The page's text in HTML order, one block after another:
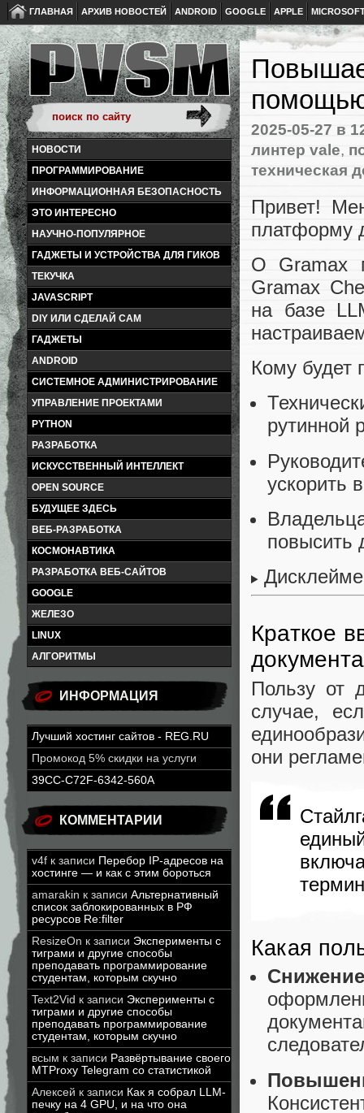
ГЛАВНАЯ АРХИВ НОВОСТЕЙ ANDROID GOOGLE APPLE
НОВОСТИ
ПРОГРАММИРОВАНИЕ
ИНФОРМАЦИОННАЯ БЕЗОПАСНОСТЬ
ЭТО ИНТЕРЕСНО
НАУЧНО-ПОПУЛЯРНОЕ
ГАДЖЕТЫ И УСТРОЙСТВА ДЛЯ ГИКОВ
ТЕКУЧКА
JAVASCRIPT
DIY ИЛИ СДЕЛАЙ САМ
ГАДЖЕТЫ
ANDROID
СИСТЕМНОЕ АДМИНИСТРИРОВАНИЕ
УПРАВЛЕНИЕ ПРОЕКТАМИ
PYTHON
РАЗРАБОТКА
ИСКУССТВЕННЫЙ ИНТЕЛЛЕКТ
OPEN SOURCE
БУДУЩЕЕ ЗДЕСЬ
ВЕБ-РАЗРАБОТКА
КОСМОНАВТИКА
РАЗРАБОТКА ВЕБ-САЙТОВ
GOOGLE
ЖЕЛЕЗО
LINUX
АЛГОРИТМЫ
ИНФОРМАЦИЯ
Лучший хостинг сайтов - REG.RU
Промокод 5% скидки на услуги
39CC-C72F-6342-560A
КОММЕНТАРИИ
v4f к записи Перебор IP-адресов на
хостинге — и как с этим бороться
amarakin к записи Альтернативный
список заблокированных в РФ
ресурсов Re:filter
ResizeOn к записи Эксперименты с
тиграми и другие способы
преподавать программирование
студентам, которым скучно
Text2Vid к записи Эксперименты с
тиграми и другие способы
преподавать программирование
студентам, которым скучно
всым к записи Развёртывание своего
MTProxy Telegram со статистикой
Алексей к записи Как я собрал LLM-
печку на 4 GPU, и на что она
2025-05-27 в
линтер vale,
техническая
Привет!
платформу
О Gramax
Gramax
на базе
Кому будет
рутинной
ускорить
повысить
Краткое
Пользу от
случае,
они
Какая